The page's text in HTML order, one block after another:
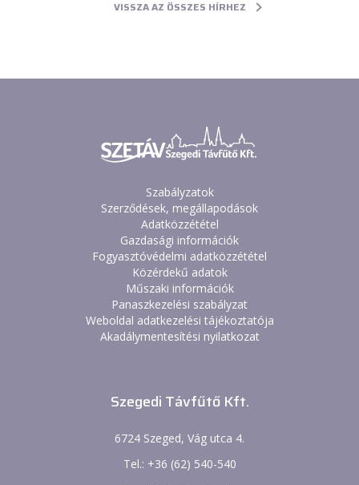
VISSZA AZ ÖSSZES HÍRHEZ
Szabályzatok
Szerződések, megállapodások
Adatközzététel
Gazdasági információk
Fogyasztóvédelmi adatközzététel
Közérdekű adatok
Műszaki információk
Panaszkezelési szabályzat
Weboldal adatkezelési tájékoztatója
Akadálymentesítési nyilatkozat
Szegedi Távfűtő Kft.
6724 Szeged, Vág utca 4.
Tel.: +36 (62) 540-540